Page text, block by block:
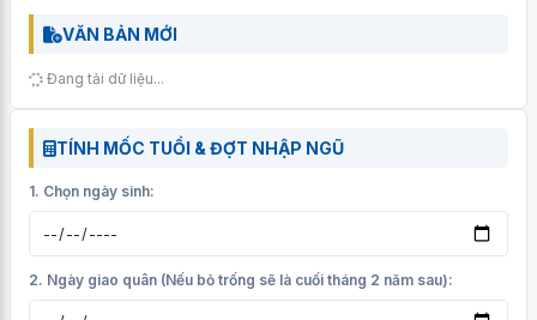
VĂN BẢN MỚI
Đang tải dữ liệu...
TÍNH MỐC TUỔI & ĐỢT NHẬP NGŨ
1. Chọn ngày sinh:
2. Ngày giao quân (Nếu bỏ trống sẽ là cuối tháng 2 năm sau):